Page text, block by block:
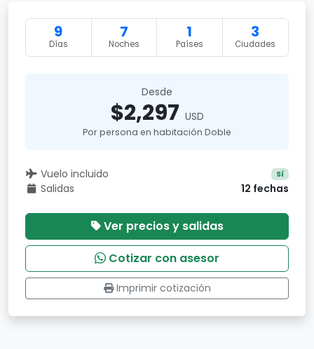
9
Días
7
Noches
1
Países
3
Ciudades
Desde
$2,297 USD
Por persona en habitación Doble
Vuelo incluido Sí
Salidas 12 fechas
Ver precios y salidas
Cotizar con asesor
Imprimir cotización